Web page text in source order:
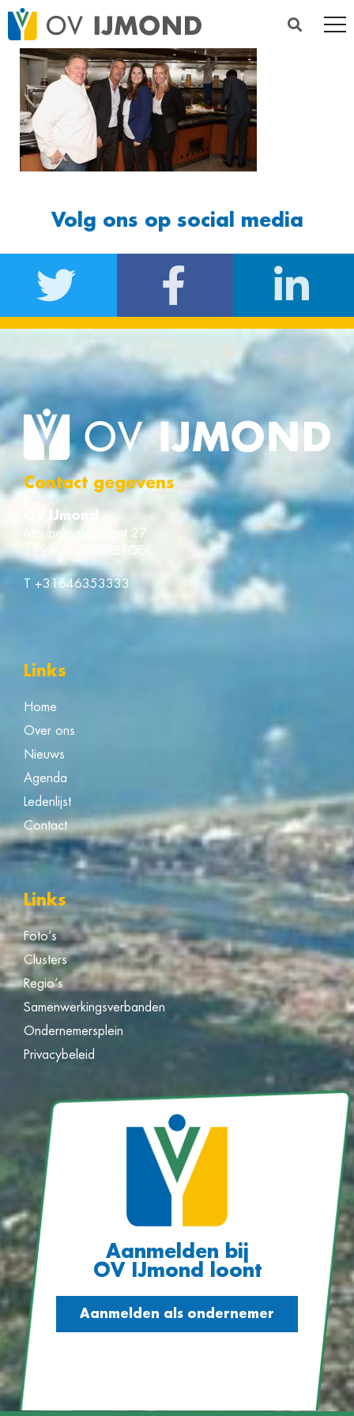
Volg ons op social media
Contact gegevens
OV IJmond
Meubelmakerstraat 27
1991 JD VELSERBROEK
T +31646353333
Links
Home
Over ons
Nieuws
Agenda
Ledenlijst
Contact
Links
Foto’s
Clusters
Regio’s
Samenwerkingsverbanden
Ondernemersplein
Privacybeleid
Aanmelden bij
OV IJmond loont
Aanmelden als ondernemer